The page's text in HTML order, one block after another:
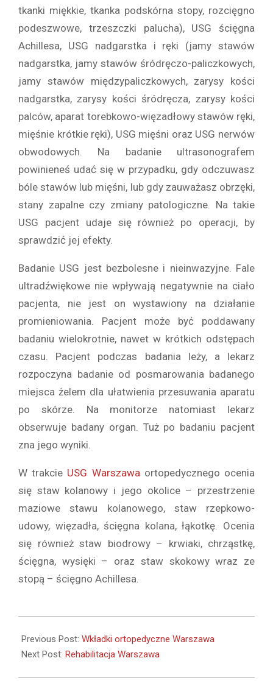
tkanki miękkie, tkanka podskórna stopy, rozcięgno
podeszwowe, trzeszczki palucha), USG ścięgna
Achillesa, USG nadgarstka i ręki (jamy stawów
nadgarstka, jamy stawów śródręczo-paliczkowych,
jamy stawów międzypaliczkowych, zarysy kości
nadgarstka, zarysy kości śródręcza, zarysy kości
palców, aparat torebkowo-więzadłowy stawów ręki,
mięśnie krótkie ręki), USG mięśni oraz USG nerwów
obwodowych. Na badanie ultrasonografem
powinieneś udać się w przypadku, gdy odczuwasz
bóle stawów lub mięśni, lub gdy zauważasz obrzęki,
stany zapalne czy zmiany patologiczne. Na takie
USG pacjent udaje się również po operacji, by
sprawdzić jej efekty.
Badanie USG jest bezbolesne i nieinwazyjne. Fale
ultradźwiękowe nie wpływają negatywnie na ciało
pacjenta, nie jest on wystawiony na działanie
promieniowania. Pacjent może być poddawany
badaniu wielokrotnie, nawet w krótkich odstępach
czasu. Pacjent podczas badania leży, a lekarz
rozpoczyna badanie od posmarowania badanego
miejsca żelem dla ułatwienia przesuwania aparatu
po skórze. Na monitorze natomiast lekarz
obserwuje badany organ. Tuż po badaniu pacjent
zna jego wyniki.
W trakcie USG Warszawaortopedycznego ocenia
się staw kolanowy i jego okolice – przestrzenie
maziowe stawu kolanowego, staw rzepkowo-
udowy, więzadła, ścięgna kolana, łąkotkę. Ocenia
się również staw biodrowy – krwiaki, chrząstkę,
ścięgna, wysięki – oraz staw skokowy wraz ze
stopą – ścięgno Achillesa.
01-
03
Previous Post: Wkładki ortopedyczne Warszawa
Next Post: Rehabilitacja Warszawa